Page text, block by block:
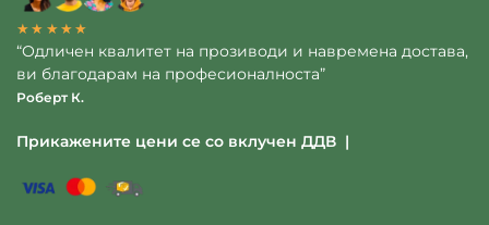
★★★★★
“Одличен квалитет на прозиводи и навремена достава,
ви благодарам на професионалноста”
Роберт К.
Прикажените цени се со вклучен ДДВ |